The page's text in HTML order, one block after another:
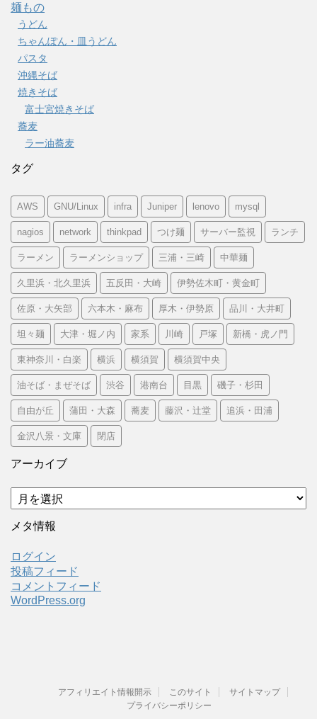
麺もの
うどん
ちゃんぽん・皿うどん
パスタ
沖縄そば
焼きそば
富士宮焼きそば
蕎麦
ラー油蕎麦
タグ
AWS GNU/Linux infra Juniper lenovo mysql
nagios network thinkpad つけ麺 サーバー監視 ランチ
ラーメン ラーメンショップ 三浦・三崎 中華麺
久里浜・北久里浜 五反田・大崎 伊勢佐木町・黄金町
佐原・大矢部 六本木・麻布 厚木・伊勢原 品川・大井町
坦々麺 大津・堀ノ内 家系 川崎 戸塚 新橋・虎ノ門
東神奈川・白楽 横浜 横須賀 横須賀中央
油そば・まぜそば 渋谷 港南台 目黒 磯子・杉田
自由が丘 蒲田・大森 蕎麦 藤沢・辻堂 追浜・田浦
金沢八景・文庫 閉店
アーカイブ
ア
ー
カ
ブ
メタ情報
ログイン
投稿フィード
コメントフィード
WordPress.org
アフィリエイト情報開示 このサイト
サイトマップ
プライバシーポリシー